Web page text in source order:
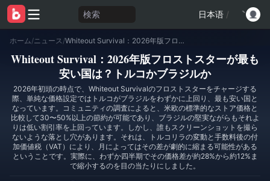
検索 日本语 /
ホーム/ニュース / Whiteout Survival：2026年版フロストスターが最も安い国は？トルコかブラジルか
Whiteout Survival：2026年版フロストスターが最も
安い国は？トルコかブラジルか
2026年初頭の時点で、Whiteout Survivalのフロストスターをチャージする
際、単純な価格設定ではトルコがブラジルをわずかに上回り、最も安い国と
なっています。コミュニティの調査によると、米欧の標準的なストア価格と
比較して30〜50%以上の節約が可能であり、ブラジルの堅実ながらもそれよ
りは低い割引率を上回っています。しかし、誰もスクリーンショットを撮ら
ないような落とし穴があります。それは、トルコリラの変動と手数料後の付
加価値税（VAT）により、月によってはその差が劇的に縮まる可能性がある
ということです。実際に、わずか四半期でその価格差が約28%から約12%ま
で縮小するのを目の当たりにしました。